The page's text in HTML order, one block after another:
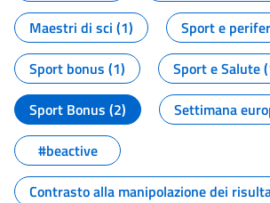
Maestri di sci (1)
Sport e
Sport bonus (1)
Sport e Salute
Sport Bonus (2)
Settimana
#beactive
Contrasto alla manipolazione dei